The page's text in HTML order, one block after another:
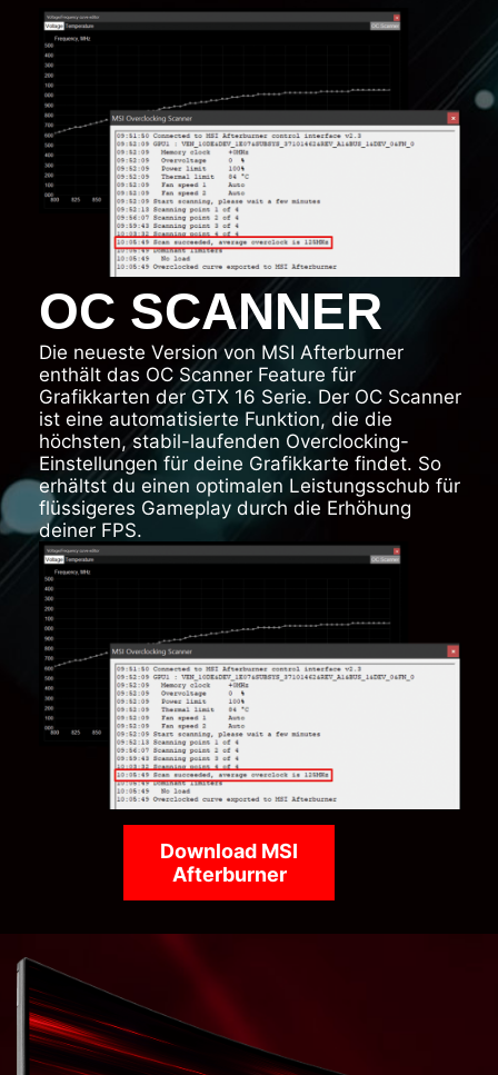
OC SCANNER
Die neueste Version von MSI Afterburner
enthält das OC Scanner Feature für
Grafikkarten der GTX 16 Serie. Der OC Scanner
ist eine automatisierte Funktion, die die
höchsten, stabil-laufenden Overclocking-
Einstellungen für deine Grafikkarte findet. So
erhältst du einen optimalen Leistungsschub für
flüssigeres Gameplay durch die Erhöhung
deiner FPS.
Download MSI
Afterburner